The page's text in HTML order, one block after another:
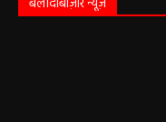
बलौदाबाज़ार न्यूज़